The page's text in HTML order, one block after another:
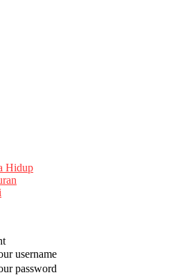
Hidup
username
password